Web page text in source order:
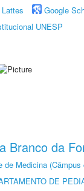
Google
UNESP
Branco da
de Medicina
DE